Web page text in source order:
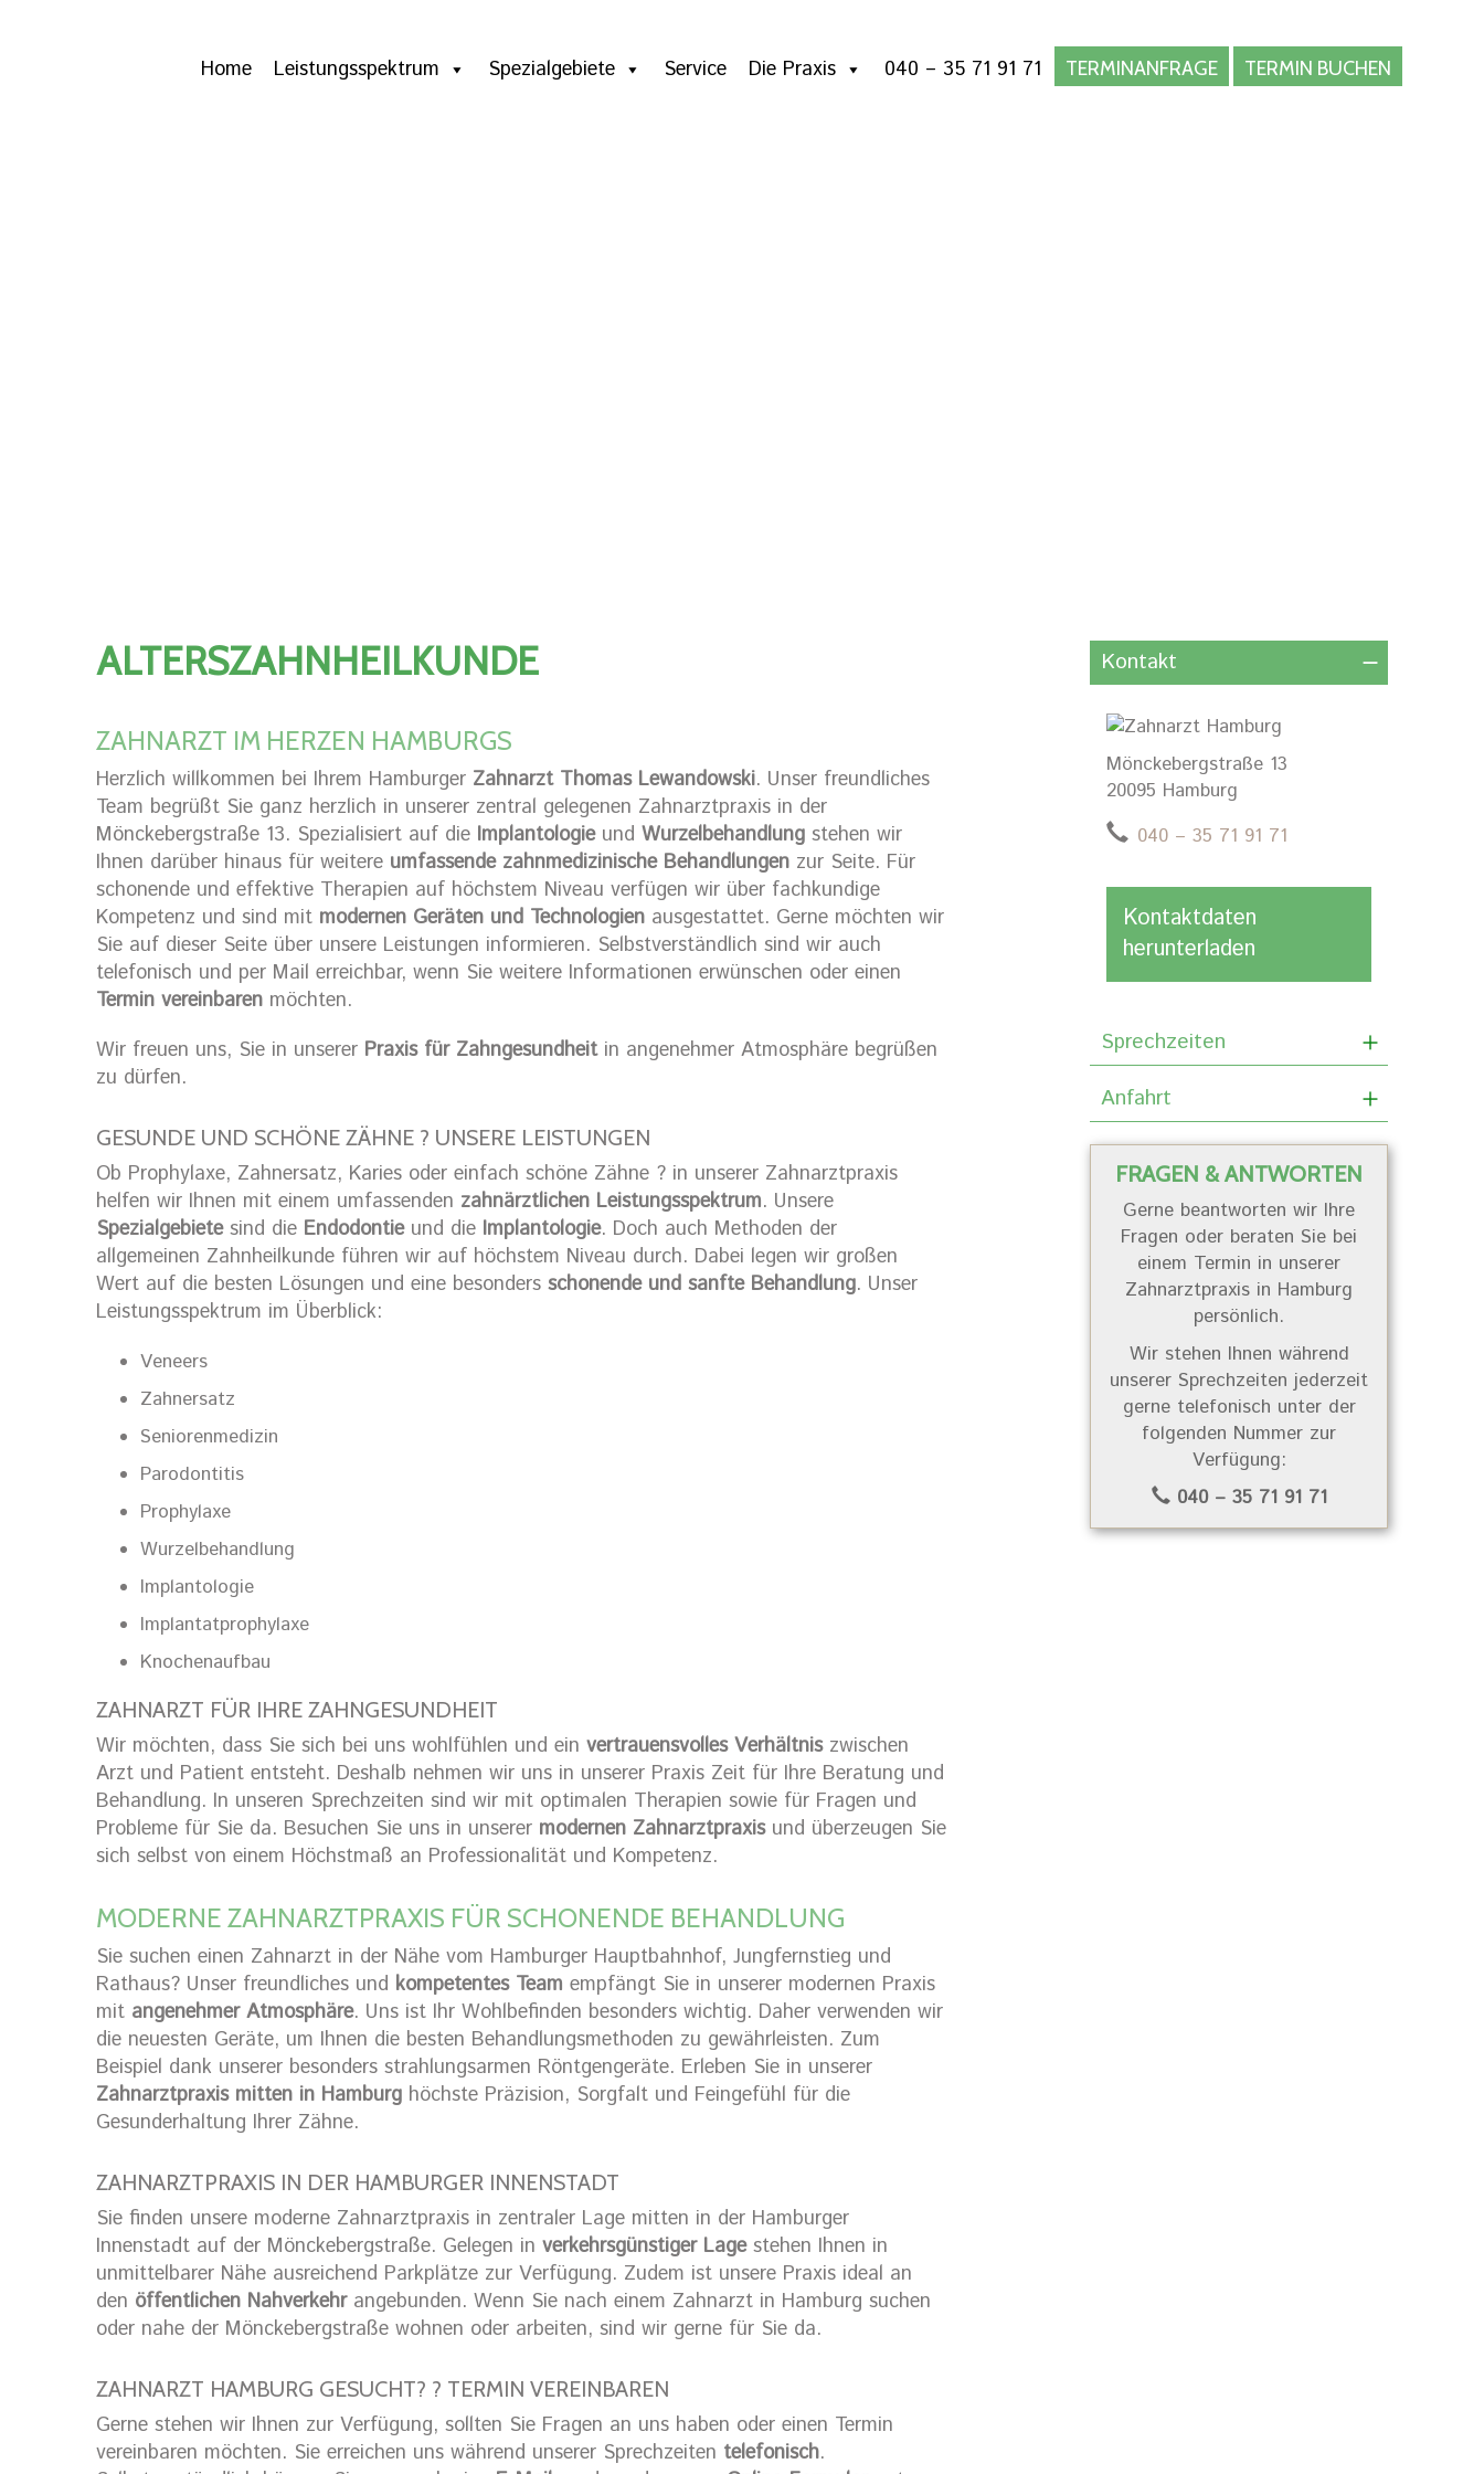
Home Leistungsspektrum Spezialgebiete Service Die Praxis 040 – 35 71 91 71 TERMINANFRAGE TERMIN BUCHEN
ALTERSZAHNHEILKUNDE
ZAHNARZT IM HERZEN HAMBURGS
Herzlich willkommen bei Ihrem Hamburger Zahnarzt Thomas Lewandowski. Unser freundliches
Team begrüßt Sie ganz herzlich in unserer zentral gelegenen Zahnarztpraxis in der
Mönckebergstraße 13. Spezialisiert auf die Implantologieund Wurzelbehandlung stehen wir
Ihnen darüber hinaus für weitere umfassende zahnmedizinische Behandlungen zur Seite. Für
schonende und effektive Therapien auf höchstem Niveau verfügen wir über fachkundige
Kompetenz und sind mit modernen Geräten und Technologien ausgestattet. Gerne möchten wir
Sie auf dieser Seite über unsere Leistungen informieren. Selbstverständlich sind wir auch
telefonisch und per Mail erreichbar, wenn Sie weitere Informationen erwünschen oder einen
Termin vereinbaren möchten.
Wir freuen uns, Sie in unserer Praxis für Zahngesundheitin angenehmer Atmosphäre begrüßen
zu dürfen.
GESUNDE UND SCHÖNE ZÄHNE ? UNSERE LEISTUNGEN
Ob Prophylaxe, Zahnersatz, Karies oder einfach schöne Zähne ? in unserer Zahnarztpraxis
helfen wir Ihnen mit einem umfassenden zahnärztlichen Leistungsspektrum. Unsere
Spezialgebietesind die Endodontieund die Implantologie. Doch auch Methoden der
allgemeinen Zahnheilkunde führen wir auf höchstem Niveau durch. Dabei legen wir großen
Wert auf die besten Lösungen und eine besonders schonende und sanfte Behandlung. Unser
Leistungsspektrum im Überblick:
Veneers
Zahnersatz
Seniorenmedizin
Parodontitis
Prophylaxe
Wurzelbehandlung
Implantologie
Implantatprophylaxe
Knochenaufbau
ZAHNARZT FÜR IHRE ZAHNGESUNDHEIT
Wir möchten, dass Sie sich bei uns wohlfühlen und ein vertrauensvolles Verhältniszwischen
Arzt und Patient entsteht. Deshalb nehmen wir uns in unserer Praxis Zeit für Ihre Beratung und
Behandlung. In unseren Sprechzeiten sind wir mit optimalen Therapien sowie für Fragen und
Probleme für Sie da. Besuchen Sie uns in unserer modernen Zahnarztpraxisund überzeugen Sie
sich selbst von einem Höchstmaß an Professionalität und Kompetenz.
MODERNE ZAHNARZTPRAXIS FÜR SCHONENDE BEHANDLUNG
Sie suchen einen Zahnarzt in der Nähe vom Hamburger Hauptbahnhof, Jungfernstieg und
Rathaus? Unser freundliches und kompetentes Team empfängt Sie in unserer modernen Praxis
mit angenehmer Atmosphäre. Uns ist Ihr Wohlbefinden besonders wichtig. Daher verwenden wir
die neuesten Geräte, um Ihnen die besten Behandlungsmethoden zu gewährleisten. Zum
Beispiel dank unserer besonders strahlungsarmen Röntgengeräte. Erleben Sie in unserer
Zahnarztpraxis mitten in Hamburg höchste Präzision, Sorgfalt und Feingefühl für die
Gesunderhaltung Ihrer Zähne.
ZAHNARZTPRAXIS IN DER HAMBURGER INNENSTADT
Sie finden unsere moderne Zahnarztpraxis in zentraler Lage mitten in der Hamburger
Innenstadt auf der Mönckebergstraße. Gelegen in verkehrsgünstiger Lagestehen Ihnen in
unmittelbarer Nähe ausreichend Parkplätze zur Verfügung. Zudem ist unsere Praxis ideal an
den öffentlichen Nahverkehrangebunden. Wenn Sie nach einem Zahnarzt in Hamburg suchen
oder nahe der Mönckebergstraße wohnen oder arbeiten, sind wir gerne für Sie da.
ZAHNARZT HAMBURG GESUCHT? ? TERMIN VEREINBAREN
Gerne stehen wir Ihnen zur Verfügung, sollten Sie Fragen an uns haben oder einen Termin
vereinbaren möchten. Sie erreichen uns während unserer Sprechzeiten telefonisch.
Kontakt
Mönckebergstraße 13
20095 Hamburg
040 – 35 71 91 71
Kontaktdaten
herunterladen
Sprechzeiten
Anfahrt
FRAGEN & ANTWORTEN
Gerne beantworten wir Ihre
Fragen oder beraten Sie bei
einem Termin in unserer
Zahnarztpraxis in Hamburg
persönlich.
Wir stehen Ihnen während
unserer Sprechzeiten jederzeit
gerne telefonisch unter der
folgenden Nummer zur
Verfügung:
040 – 35 71 91 71